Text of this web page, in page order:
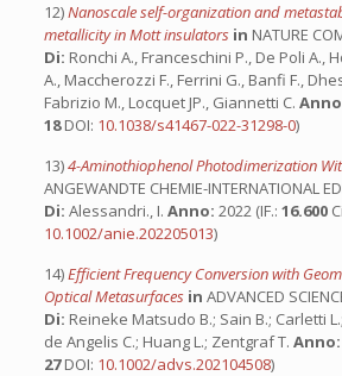
12)Nanoscale self-organization and
metallicity in Mott insulators in NATURE
Di: Ronchi A., Franceschini P., De Poli A.,
A., Maccherozzi F., Ferrini G., Banfi F.,
Fabrizio M., Locquet JP., Giannetti C.
18DOI: 10.1038/s41467-022-31298-0)
13)4-Aminothiophenol Photodimerization
ANGEWANDTE CHEMIE-INTERNATIONAL
Di: Alessandri., I. Anno: 2022 (IF.: 16.600
10.1002/anie.202205013)
14)Efficient Frequency Conversion with
Optical Metasurfaces in ADVANCED
Di: Reineke Matsudo B.; Sain B.; Carletti
de Angelis C.; Huang L.; Zentgraf T. Anno:
27DOI: 10.1002/advs.202104508)